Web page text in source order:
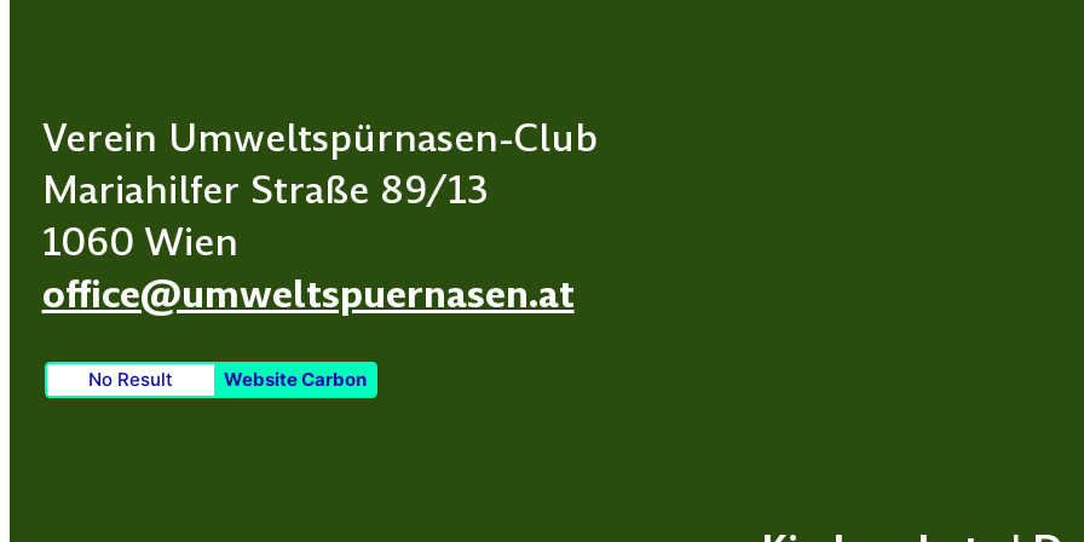
Verein Umweltspürnasen-Club
Mariahilfer Straße 89/13
1060 Wien
office@umweltspuernasen.at
No Result Website Carbon